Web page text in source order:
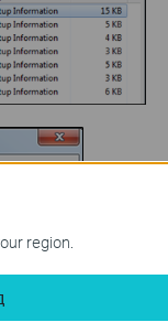
region.